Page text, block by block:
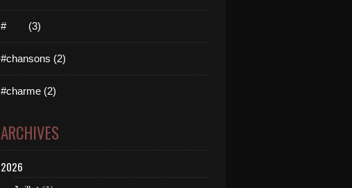
# (3)
#chansons (2)
#charme (2)
ARCHIVES
2026